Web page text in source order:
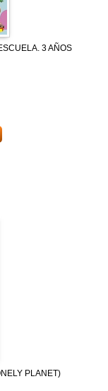
3 AÑOS
PLANET)